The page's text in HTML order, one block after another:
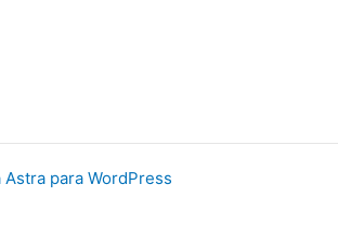
Astra para WordPress